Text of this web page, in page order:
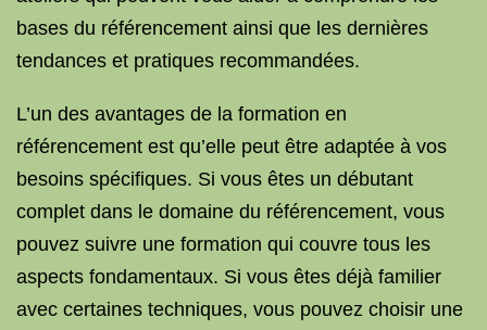
bases du référencement ainsi que les dernières
tendances et pratiques recommandées.
L’un des avantages de la formation en
référencement est qu’elle peut être adaptée à vos
besoins spécifiques. Si vous êtes un débutant
complet dans le domaine du référencement, vous
pouvez suivre une formation qui couvre tous les
aspects fondamentaux. Si vous êtes déjà familier
avec certaines techniques, vous pouvez choisir une